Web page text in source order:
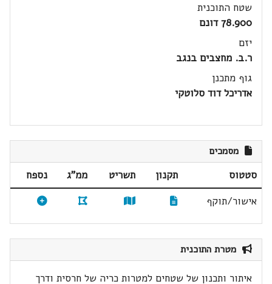
שטח התוכנית
78.900 דונם
יזם
ר.ב. מחצבים בנגב
גוף מתכנן
אדריכל דוד סלוטקי
מסמכים
סטטוס תקנון תשריט ממ"ג
נספח
אישור/תוקף
מטרת התוכנית
איתור ותכנון של שטחים למטרות כריה של חרסית ודרך